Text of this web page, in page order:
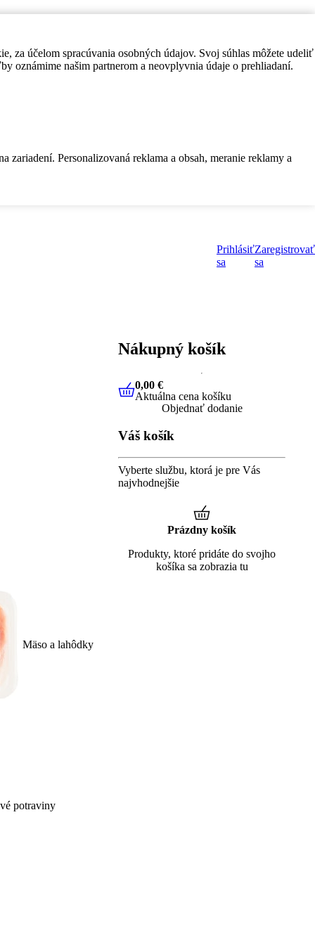
za účelom spracúvania osobných údajov. Svoj súhlas môžete udeliť
oznámime našim partnerom a neovplyvnia údaje o prehliadaní.
Personalizovaná reklama a obsah, meranie reklamy a
Prihlásiť
sa
Zaregistrovať
sa
Mäso a lahôdky
potraviny
Nákupný košík
0,00 €Aktuálna cena košíku
0,00 €
Aktuálna cena košíku
Objednať dodanie
Váš košík
Vyberte službu, ktorá je pre Vás
najvhodnejšie
Prázdny košík
Produkty, ktoré pridáte do svojho
košíka sa zobrazia tu